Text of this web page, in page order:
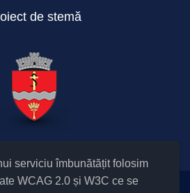
serviciu îmbunătățit folosim
WCAG 2.0 și W3C ce se
de stemă